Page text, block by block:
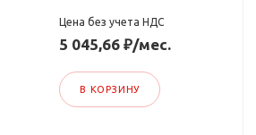
Цена без учета НДС
5 045,66 ₽/мес.
В КОРЗИНУ